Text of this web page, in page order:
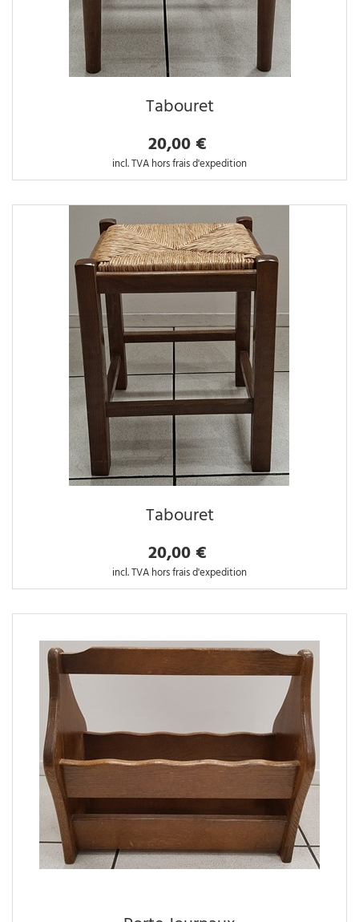
Tabouret
20,00 €
incl. TVA hors frais d'expedition
Tabouret
20,00 €
incl. TVA hors frais d'expedition